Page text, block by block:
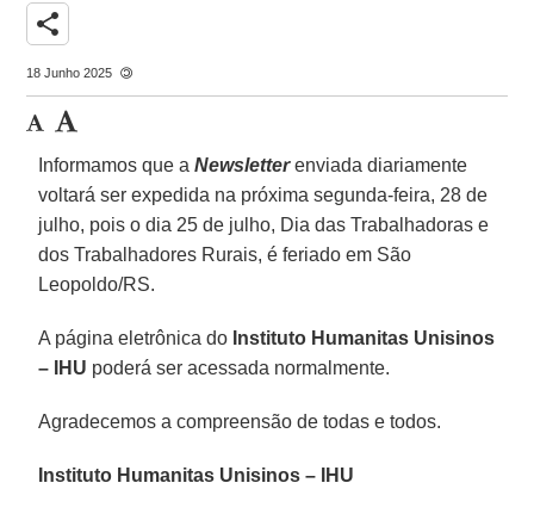
share
18 Junho 2025
Informamos que aNewsletterenviada diariamente
voltará ser expedida na próxima segunda-feira, 28 de
julho, pois o dia 25 de julho, Dia das Trabalhadoras e
dos Trabalhadores Rurais, é feriado em São
Leopoldo/RS.
A página eletrônica do Instituto Humanitas Unisinos
– IHU poderá ser acessada normalmente.
Agradecemos a compreensão de todas e todos.
Instituto Humanitas Unisinos – IHU